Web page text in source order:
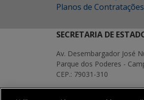
Planos de
SECRETARIA DE
Av. Desembargador José
Parque dos Poderes -
CEP.: 79031-310